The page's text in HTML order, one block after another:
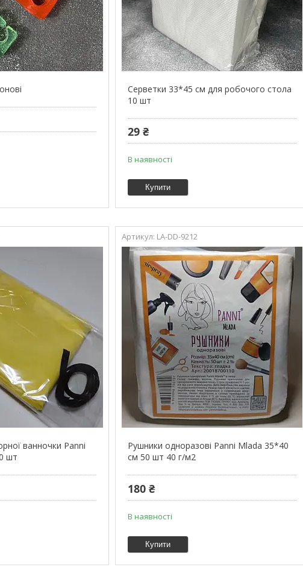
Серветки 33*45 см для робочого стола
10 шт
29 ₴
В наявності
Купити
ванночки Panni
шт
LA-DD-9212
Рушники одноразові Panni Mlada 35*40
см 50 шт 40 г/м2
180 ₴
В наявності
Купити